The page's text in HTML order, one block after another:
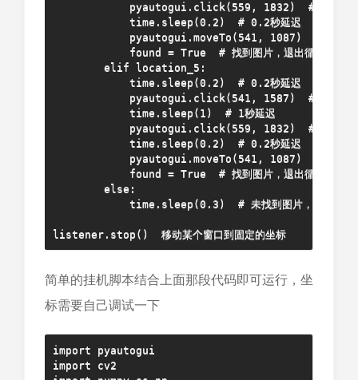
pyautogui.click(559, 1832)  # 点击指定
time.sleep(0.2)  # 0.2秒延迟
pyautogui.moveTo(541, 1087)  # 移动到
found = True  # 找到图片，退出循环
elif location_5:
time.sleep(0.2)  # 0.2秒延迟
pyautogui.click(541, 1587)  # 点击指定
time.sleep(1)  # 1秒延迟
pyautogui.click(559, 1832)  # 点击指定
time.sleep(0.2)  # 0.2秒延迟
pyautogui.moveTo(541, 1087)  # 移动到
found = True  # 找到图片，退出循环
else:
time.sleep(0.3)  # 未找到图片，继续查找
listener.stop()  移动某个窗口到固定的坐标
简单的挂机脚本结合上面那段代码即可运行，坐
标需要自己调试一下
import pyautogui
import cv2